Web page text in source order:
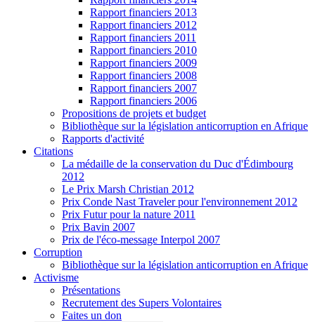
Rapport financiers 2013
Rapport financiers 2012
Rapport financiers 2011
Rapport financiers 2010
Rapport financiers 2009
Rapport financiers 2008
Rapport financiers 2007
Rapport financiers 2006
Propositions de projets et budget
Bibliothèque sur la législation anticorruption en Afrique
Rapports d'activité
Citations
La médaille de la conservation du Duc d'Édimbourg
2012
Le Prix Marsh Christian 2012
Prix Conde Nast Traveler pour l'environnement 2012
Prix Futur pour la nature 2011
Prix Bavin 2007
Prix de l'éco-message Interpol 2007
Corruption
Bibliothèque sur la législation anticorruption en Afrique
Activisme
Présentations
Recrutement des Supers Volontaires
Faites un don